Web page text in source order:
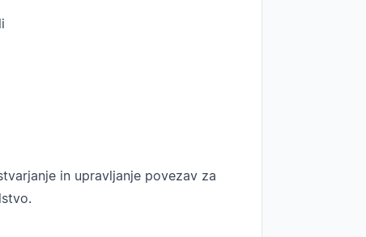
in upravljanje povezav za